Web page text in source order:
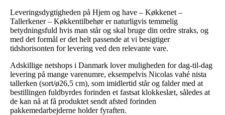
Leveringsdygtigheden på Hjem og have – Køkkenet –
Tallerkener – Køkkentilbehør er naturligvis temmelig
betydningsfuld hvis man står og skal bruge din ordre straks, og
med det formål er det helt passende at vi besigtiger
tidshorisonten for levering ved den relevante vare.
Adskillige netshops i Danmark lover muligheden for dag-til-dag
levering på mange varenumre, eksempelvis Nicolas vahé nista
tallerken (sort/ø26,5 cm), som imidlertid står og falder med at
bestillingen fuldbyrdes forinden et fastsat klokkeslæt, således at
de kan nå at få produktet sendt afsted forinden
pakkemedarbejderne holder fyraften.